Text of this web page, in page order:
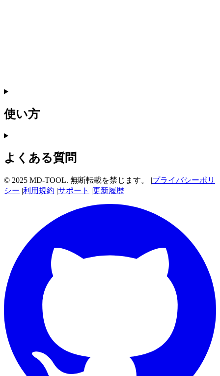
使い方
よくある質問
© 2025 MD-TOOL. 無断転載を禁じます。 |プライバシーポリ
シー |利用規約 |サポート |更新履歴